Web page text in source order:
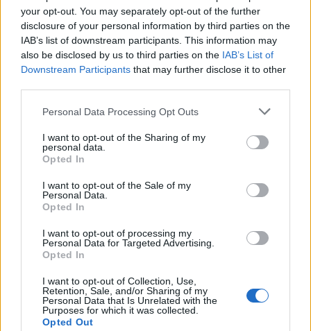
your opt-out. You may separately opt-out of the further
disclosure of your personal information by third parties on the
IAB’s list of downstream participants. This information may
also be disclosed by us to third parties on the IAB’s List of
Downstream Participants that may further disclose it to other
Personal Data Processing Opt Outs
I want to opt-out of the Sharing of my
personal data.
Opted In
I want to opt-out of the Sale of my
Personal Data.
Opted In
I want to opt-out of processing my
Personal Data for Targeted Advertising.
Opted In
I want to opt-out of Collection, Use,
Retention, Sale, and/or Sharing of my
Personal Data that Is Unrelated with the
Purposes for which it was collected.
Opted Out
NYHET
av nya medlemmar i år. 55 nya innebär att mer än vart fjärde
FESTIVALER & MÄSSOR
Här är listan med ölfesterna i höst